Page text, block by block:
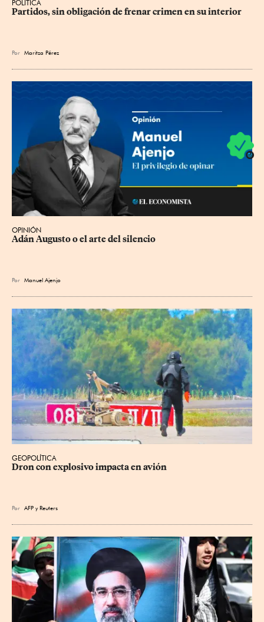
POLÍTICA
Partidos, sin obligación de frenar crimen en su interior
Por Maritza Pérez
OPINIÓN
Adán Augusto o el arte del silencio
Por Manuel Ajenjo
GEOPOLÍTICA
Dron con explosivo impacta en avión
Por AFP yReuters